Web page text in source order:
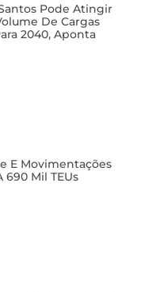
Pode Atingir
De Cargas
2040, Aponta
E Movimentações
690 Mil TEUs